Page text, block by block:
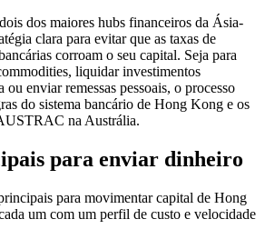
dos maiores hubs financeiros da Ásia-
clara para evitar que as taxas de
corroam o seu capital. Seja para
liquidar investimentos
enviar remessas pessoais, o processo
do sistema bancário de Hong Kong e os
na Austrália.
para enviar dinheiro
para movimentar capital de Hong
um com um perfil de custo e velocidade